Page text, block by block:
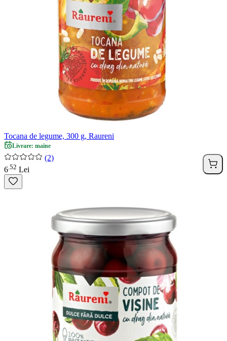
Tocana de legume, 300 g, Raureni
Livrare: maine
(2)
6 52 Lei